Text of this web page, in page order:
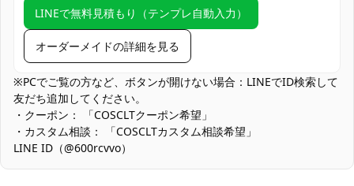
コスプレ対象
コスプレ愛好家、アニメや漫画、ゲームフ
ァン、出演者
収納方法
他の衣類と同じく、清潔に乾燥を保ち、鋭
い物によっての破れを避けてください。
商品状態
新品未使用
ハリ感優先の設計：きれいな輪郭を保つため適度なハリ感を持た
せています。通気を重視する軽さとのバランス設計のため、屋外
炎天下ではこまめな休憩を推奨します。
LINEで無料見積もり（テンプレ自動入力）
オーダーメイドの詳細を見る
※PCでご覧の方など、ボタンが開けない場合：LINEでID検索して
友だち追加してください。
・クーポン： 「COSCLTクーポン希望」
・カスタム相談： 「COSCLTカスタム相談希望」
LINE ID（@600rcvvo）